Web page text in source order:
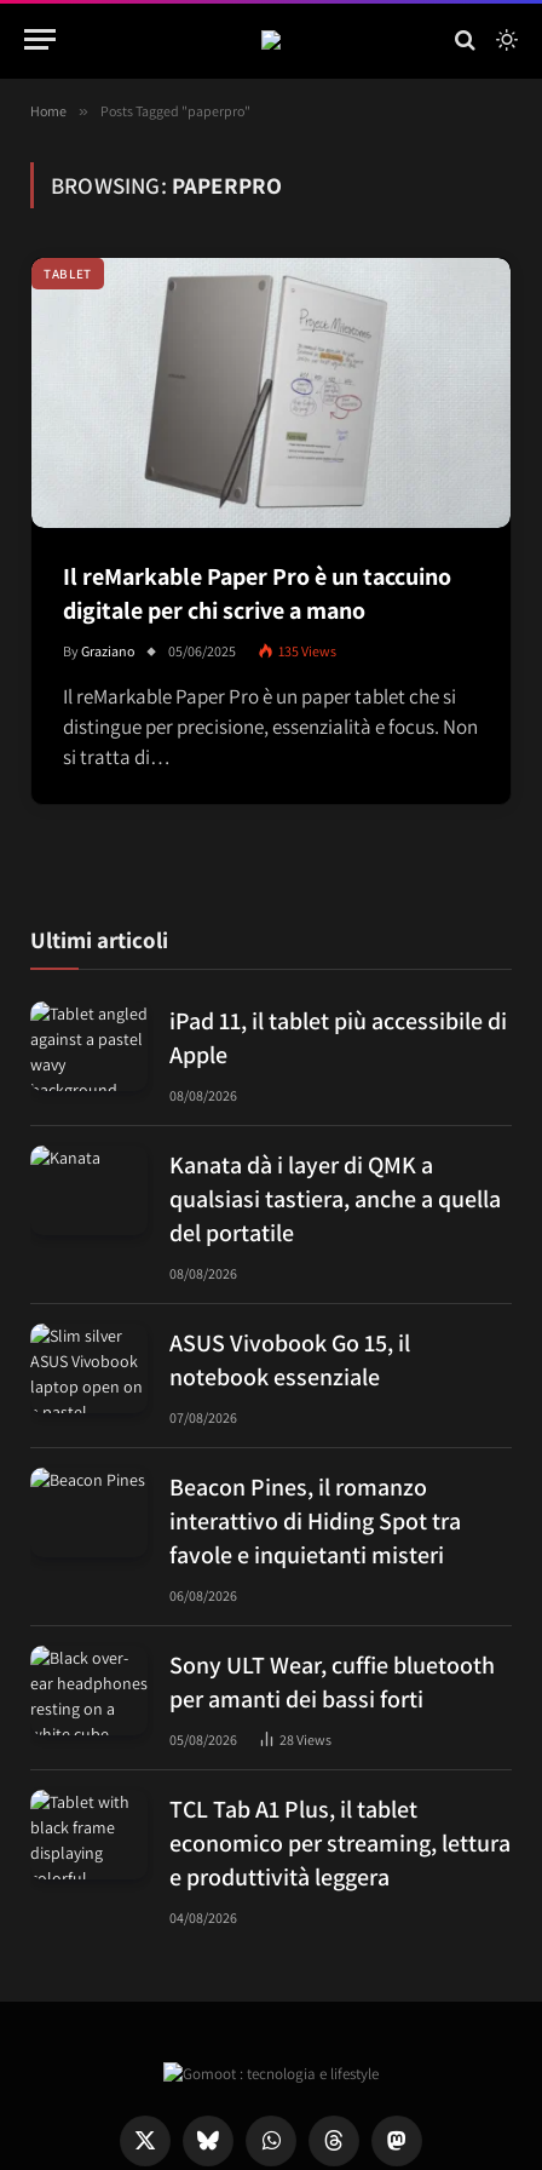
Home » Posts Tagged "paperpro"
BROWSING: PAPERPRO
TABLET
Il reMarkable Paper Pro è un taccuino
digitale per chi scrive a mano
ByGraziano 05/06/2025 135Views
Il reMarkable Paper Pro è un paper tablet che si
distingue per precisione, essenzialità e focus. Non
si tratta di…
Ultimi articoli
iPad 11, il tablet più accessibile di
Apple
08/08/2026
Kanata dà i layer di QMK a
qualsiasi tastiera, anche a quella
del portatile
08/08/2026
ASUS Vivobook Go 15, il
notebook essenziale
07/08/2026
Beacon Pines, il romanzo
interattivo di Hiding Spot tra
favole e inquietanti misteri
06/08/2026
Sony ULT Wear, cuffie bluetooth
per amanti dei bassi forti
05/08/2026 28Views
TCL Tab A1 Plus, il tablet
economico per streaming, lettura
e produttività leggera
04/08/2026
X
Bluesky WhatsAppThreads Mastodon